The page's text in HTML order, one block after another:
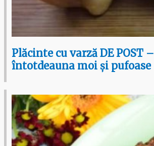
Plăcinte cu varză DE POST –
întotdeauna moi și pufoase